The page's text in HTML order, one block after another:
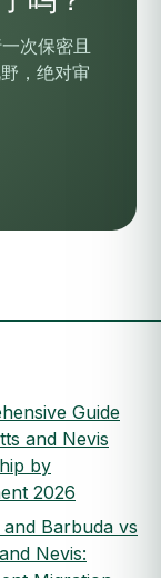
次保密且
，绝对审
Guide
and Nevis
by
2026
Barbuda vs
Nevis: